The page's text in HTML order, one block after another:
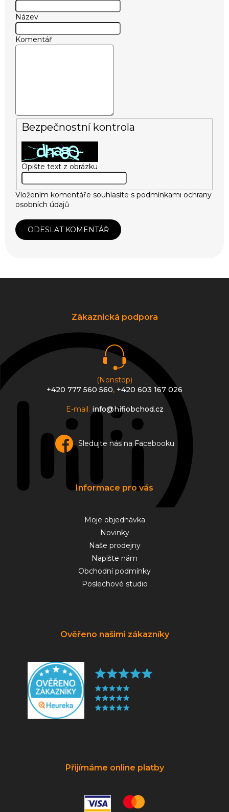
Název
Komentář
Bezpečnostní kontrola
Opište text z obrázku
Vložením komentáře souhlasíte s podmínkami ochrany
osobních údajů
ODESLAT KOMENTÁŘ
Zákaznická podpora
(Nonstop)
+420 777 560 560, +420 603 167 026
E-mail: info@hifiobchod.cz
Sledujte nás na Facebooku
Informace pro vás
Moje objednávka
Novinky
Naše prodejny
Napište nám
Obchodní podmínky
Poslechové studio
Ověřeno našimi zákazníky
Přijímáme online platby